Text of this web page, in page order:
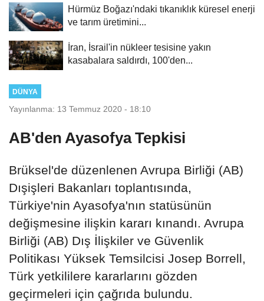
Hürmüz Boğazı'ndaki tıkanıklık küresel enerji
ve tarım üretimini...
İran, İsrail'in nükleer tesisine yakın
kasabalara saldırdı, 100'den...
DÜNYA
Yayınlanma: 13 Temmuz 2020 - 18:10
AB'den Ayasofya Tepkisi
Brüksel'de düzenlenen Avrupa Birliği (AB)
Dışişleri Bakanları toplantısında,
Türkiye'nin Ayasofya'nın statüsünün
değişmesine ilişkin kararı kınandı. Avrupa
Birliği (AB) Dış İlişkiler ve Güvenlik
Politikası Yüksek Temsilcisi Josep Borrell,
Türk yetkililere kararlarını gözden
geçirmeleri için çağrıda bulundu.